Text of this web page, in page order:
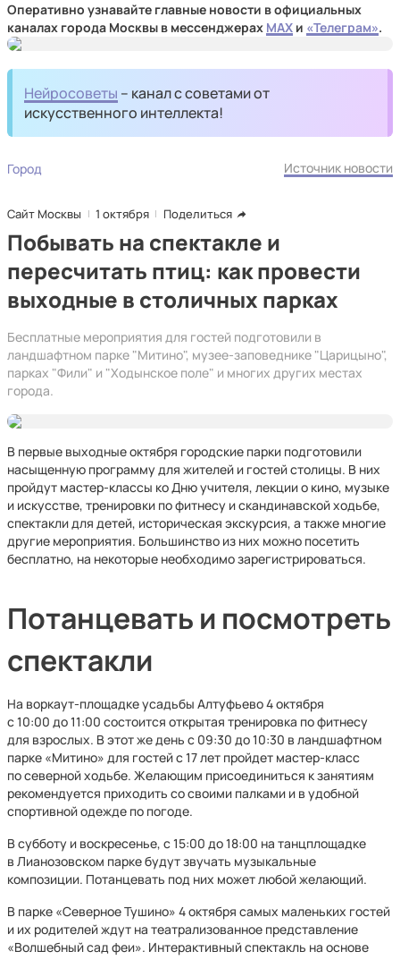
Оперативно узнавайте главные новости в официальных
каналах города Москвы в мессенджерах MAX и «Телеграм».
Нейросоветы – канал с советами от
искусственного интеллекта!
Город Источник новости
Сайт Москвы 1 октября Поделиться
Побывать на спектакле и
пересчитать птиц: как провести
выходные в столичных парках
Бесплатные мероприятия для гостей подготовили в
ландшафтном парке "Митино", музее-заповеднике "Царицыно",
парках "Фили" и "Ходынское поле" и многих других местах
города.
В первые выходные октября городские парки подготовили
насыщенную программу для жителей и гостей столицы. В них
пройдут мастер-классы ко Дню учителя, лекции о кино, музыке
и искусстве, тренировки по фитнесу и скандинавской ходьбе,
спектакли для детей, историческая экскурсия, а также многие
другие мероприятия. Большинство из них можно посетить
бесплатно, на некоторые необходимо зарегистрироваться.
Потанцевать и посмотреть
спектакли
На воркаут-площадке усадьбы Алтуфьево 4 октября
с 10:00 до 11:00 состоится открытая тренировка по фитнесу
для взрослых. В этот же день с 09:30 до 10:30 в ландшафтном
парке «Митино» для гостей с 17 лет пройдет мастер-класс
по северной ходьбе. Желающим присоединиться к занятиям
рекомендуется приходить со своими палками и в удобной
спортивной одежде по погоде.
В субботу и воскресенье, с 15:00 до 18:00 на танцплощадке
в Лианозовском парке будут звучать музыкальные
композиции. Потанцевать под них может любой желающий.
В парке «Северное Тушино» 4 октября самых маленьких гостей
и их родителей ждут на театрализованное представление
«Волшебный сад феи». Интерактивный спектакль на основе